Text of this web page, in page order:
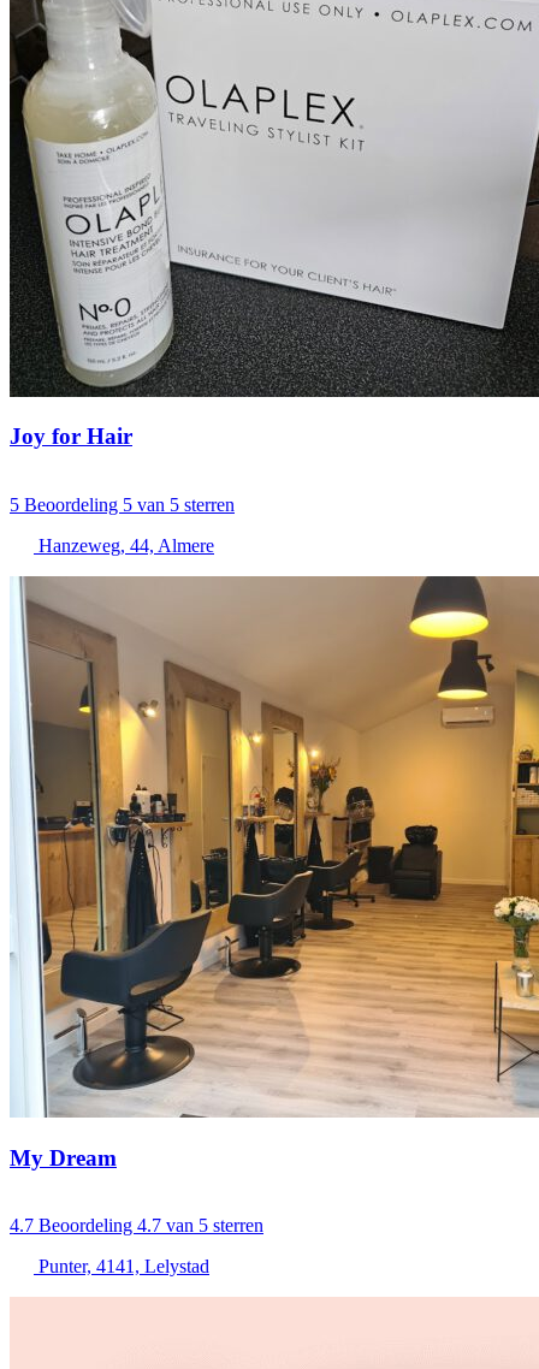
Joy for Hair
5 Beoordeling 5 van 5 sterren
Hanzeweg, 44, Almere
My Dream
4.7 Beoordeling 4.7 van 5 sterren
Punter, 4141, Lelystad